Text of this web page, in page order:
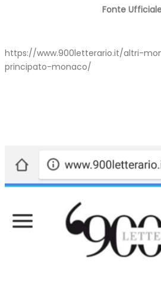
Fonte
https://www.900letterario.it/altri-
principato-monaco/